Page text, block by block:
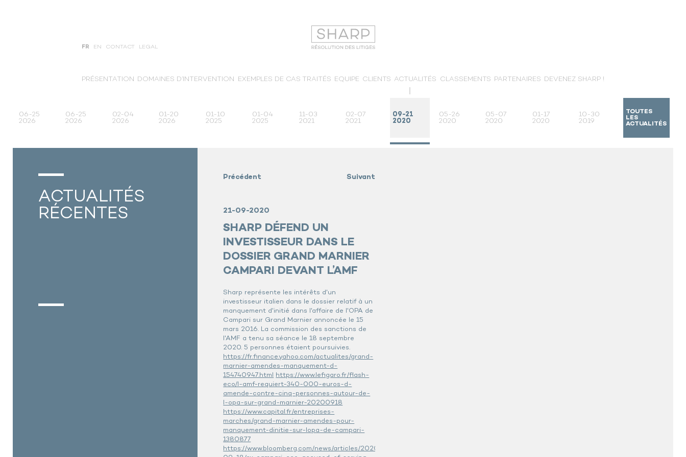
FR EN CONTACT LEGAL
PRÉSENTATION DOMAINES D’INTERVENTION EXEMPLES DE CAS TRAITÉS EQUIPE CLIENTS ACTUALITÉS CLASSEMENTS PARTENAIRES DEVENEZ SHARP !
06-25
2026
06-25
2026
02-04
2026
01-20
2026
01-10
2025
01-04
2025
11-03
2021
02-07
2021
09-21
2020
05-26
2020
05-07
2020
01-17
2020
10-30
2019
TOUTES
LES
ACTUALITÉS
ACTUALITÉS
RÉCENTES
Précédent Suivant
21-09-2020
SHARP DÉFEND UN
INVESTISSEUR DANS LE
DOSSIER GRAND MARNIER
CAMPARI DEVANT L’AMF
Sharp représente les intérêts d'un
investisseur italien dans le dossier relatif à un
manquement d'initié dans l'affaire de l'OPA de
Campari sur Grand Marnier annoncée le 15
mars 2016. La commission des sanctions de
l'AMF a tenu sa séance le 18 septembre
2020. 5 personnes étaient poursuivies.
https://fr.finance.yahoo.com/actualites/grand-
marnier-amendes-manquement-d-
154740947.html
https://www.lefigaro.fr/flash-
eco/l-amf-requiert-340-000-euros-d-
amende-contre-cinq-personnes-autour-de-
l-opa-sur-grand-marnier-20200918
https://www.capital.fr/entreprises-
marches/grand-marnier-amendes-pour-
manquement-dinitie-sur-lopa-de-campari-
1380877
https://www.bloomberg.com/news/articles/2020-